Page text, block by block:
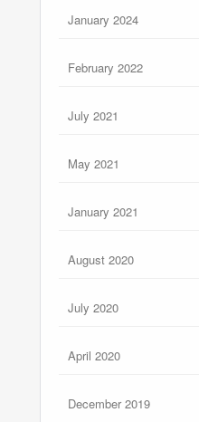
January 2024
February 2022
July 2021
May 2021
January 2021
August 2020
July 2020
April 2020
December 2019